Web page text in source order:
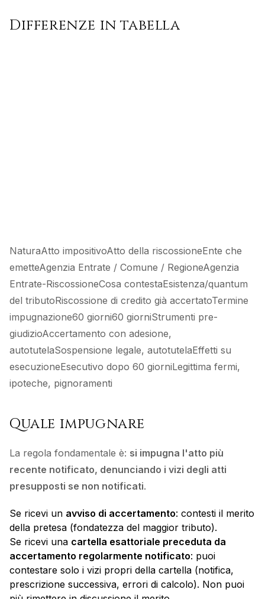
Differenze in tabella
NaturaAtto impositivoAtto della riscossioneEnte che
emetteAgenzia Entrate / Comune / RegioneAgenzia
Entrate-RiscossioneCosa contestaEsistenza/quantum
del tributoRiscossione di credito già accertatoTermine
impugnazione60 giorni60 giorniStrumenti pre-
giudizioAccertamento con adesione,
autotutelaSospensione legale, autotutelaEffetti su
esecuzioneEsecutivo dopo 60 giorniLegittima fermi,
ipoteche, pignoramenti
Quale impugnare
La regola fondamentale è: si impugna l'atto più
recente notificato, denunciando i vizi degli atti
presupposti se non notificati.
Se ricevi un avviso di accertamento: contesti il merito
della pretesa (fondatezza del maggior tributo).
Se ricevi una cartella esattoriale preceduta da
accertamento regolarmente notificato: puoi
contestare solo i vizi propri della cartella (notifica,
prescrizione successiva, errori di calcolo). Non puoi